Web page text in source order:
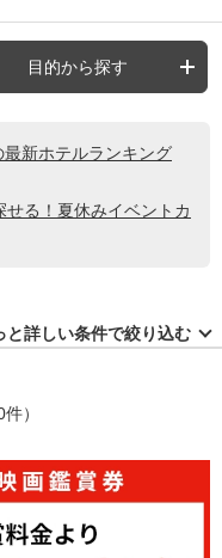
目的から探す
新ホテルランキング
せる！夏休みイベントカ
と詳しい条件で絞り込む
）